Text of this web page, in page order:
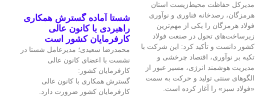
مدیرکل حفاظت محیط‌زیست استان
هرمزگان، رصدخانه فناوری و نوآوری
فولاد هرمزگان را یکی از مهم‌ترین
زیرساخت‌های تحول در صنعت فولاد
کشور دانست و تأکید کرد: این شرکت با
تکیه بر نوآوری، اقتصاد چرخشی و
مدیریت هوشمند انرژی، مسیر عبور از
الگوهای سنتی تولید و حرکت به سمت
«فولاد سبز» را آغاز کرده است.
شستا آماده گسترش همکاری
راهبردی با کانون عالی
کارفرمایان کشور است
محمدرضا سعیدی؛ مدیرعامل شستا در
نشست با اعضای کانون عالی
کارفرمایان کشور:
گسترش همکاری با کانون عالی
کارفرمایان کشور ضرورت دارد.